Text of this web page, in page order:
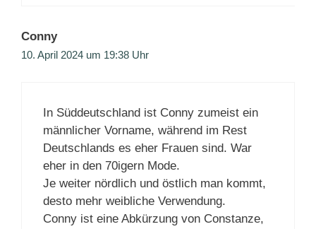
Conny
10. April 2024 um 19:38 Uhr
In Süddeutschland ist Conny zumeist ein
männlicher Vorname, während im Rest
Deutschlands es eher Frauen sind. War
eher in den 70igern Mode.
Je weiter nördlich und östlich man kommt,
desto mehr weibliche Verwendung.
Conny ist eine Abkürzung von Constanze,